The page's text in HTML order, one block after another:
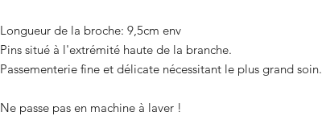
Longueur de la broche: 9,5cm env
Pins situé à l'extrémité haute de la branche.
Passementerie fine et délicate nécessitant le plus grand soin.
Ne passe pas en machine à laver !